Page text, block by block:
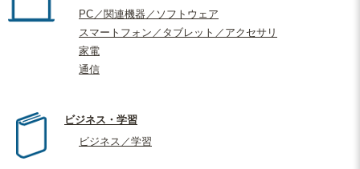
PC／関連機器／ソフトウェア
スマートフォン／タブレット／アクセサリ
家電
通信
ビジネス・学習
ビジネス／学習